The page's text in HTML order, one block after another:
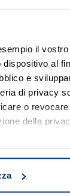
il
al
e
di privacy
o
della
alla ricerca di